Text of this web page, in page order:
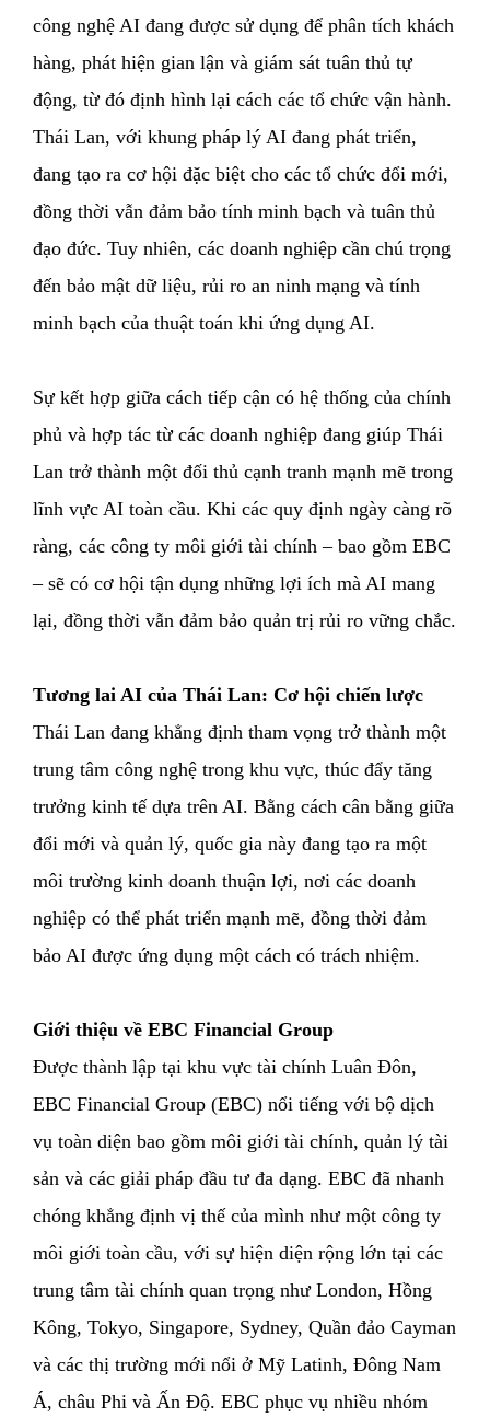
công nghệ AI đang được sử dụng để phân tích khách
hàng, phát hiện gian lận và giám sát tuân thủ tự
động, từ đó định hình lại cách các tổ chức vận hành.
Thái Lan, với khung pháp lý AI đang phát triển,
đang tạo ra cơ hội đặc biệt cho các tổ chức đổi mới,
đồng thời vẫn đảm bảo tính minh bạch và tuân thủ
đạo đức. Tuy nhiên, các doanh nghiệp cần chú trọng
đến bảo mật dữ liệu, rủi ro an ninh mạng và tính
minh bạch của thuật toán khi ứng dụng AI.
Sự kết hợp giữa cách tiếp cận có hệ thống của chính
phủ và hợp tác từ các doanh nghiệp đang giúp Thái
Lan trở thành một đối thủ cạnh tranh mạnh mẽ trong
lĩnh vực AI toàn cầu. Khi các quy định ngày càng rõ
ràng, các công ty môi giới tài chính – bao gồm EBC
– sẽ có cơ hội tận dụng những lợi ích mà AI mang
lại, đồng thời vẫn đảm bảo quản trị rủi ro vững chắc.
Tương lai AI của Thái Lan: Cơ hội chiến lược
Thái Lan đang khẳng định tham vọng trở thành một
trung tâm công nghệ trong khu vực, thúc đẩy tăng
trưởng kinh tế dựa trên AI. Bằng cách cân bằng giữa
đổi mới và quản lý, quốc gia này đang tạo ra một
môi trường kinh doanh thuận lợi, nơi các doanh
nghiệp có thể phát triển mạnh mẽ, đồng thời đảm
bảo AI được ứng dụng một cách có trách nhiệm.
Giới thiệu về EBC Financial Group
Được thành lập tại khu vực tài chính Luân Đôn,
EBC Financial Group (EBC) nổi tiếng với bộ dịch
vụ toàn diện bao gồm môi giới tài chính, quản lý tài
sản và các giải pháp đầu tư đa dạng. EBC đã nhanh
chóng khẳng định vị thế của mình như một công ty
môi giới toàn cầu, với sự hiện diện rộng lớn tại các
trung tâm tài chính quan trọng như London, Hồng
Kông, Tokyo, Singapore, Sydney, Quần đảo Cayman
và các thị trường mới nổi ở Mỹ Latinh, Đông Nam
Á, châu Phi và Ấn Độ. EBC phục vụ nhiều nhóm